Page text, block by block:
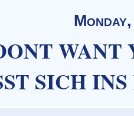
WANT
SICH